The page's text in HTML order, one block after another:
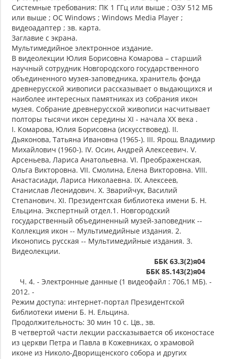
Системные требования: ПК 1 ГГц или выше ; ОЗУ 512 МБ
или выше ; ОС Windows ; Windows Media Player ;
видеоадаптер ; зв. карта.
Заглавие с экрана.
Мультимедийное электронное издание.
В видеолекции Юлия Борисовна Комарова – старший
научный сотрудник Новгородского государственного
объединенного музея-заповедника, хранитель фонда
древнерусской живописи рассказывает о выдающихся и
наиболее интересных памятниках из собрания икон
музея. Собрание древнерусской живописи насчитывает
полторы тысячи икон середины XI - начала XX века .
I. Комарова, Юлия Борисовна (искусствовед). II.
Дьяконова, Татьяна Ивановна (1965-). III. Ярош, Владимир
Михайлович (1960-). IV. Осин, Андрей Алексеевич. V.
Арсеньева, Лариса Анатольевна. VI. Преображенская,
Ольга Викторовна. VII. Смолина, Елена Викторовна. VIII.
Анастасиади, Лариса Николаевна. IX. Алексеев,
Станислав Леонидович. X. Зварийчук, Василий
Степанович. XI. Президентская библиотека имени Б. Н.
Ельцина. Экспертный отдел.1. Новгородский
государственный объединенный музей-заповедник --
Коллекция икон -- Мультимедийные издания. 2.
Иконопись русская -- Мультимедийные издания. 3.
Видеолекции.
ББК 63.3(2)я04
ББК 85.143(2)я04
Ч. 4. - Электронные данные (1 видеофайл : 706,1 МБ). -
2012. -
Режим доступа: интернет-портал Президентской
библиотеки имени Б. Н. Ельцина.
Продолжительность: 30 мин 10 с. Цв., зв.
В четвертой части лекции рассказывается об иконостасе
из церкви Петра и Павла в Кожевниках, о храмовой
иконе из Николо-Дворищенского собора и других